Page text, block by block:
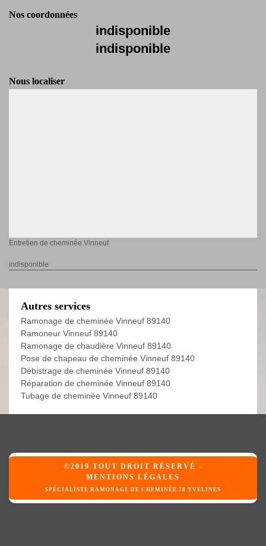
Nos coordonnées
indisponible
indisponible
Nous localiser
Entretien de cheminée Vinneuf
indisponible
Autres services
Ramonage de cheminée Vinneuf 89140
Ramoneur Vinneuf 89140
Ramonage de chaudière Vinneuf 89140
Pose de chapeau de cheminée Vinneuf 89140
Débistrage de cheminée Vinneuf 89140
Réparation de cheminée Vinneuf 89140
Tubage de cheminée Vinneuf 89140
©2019 TOUT DROIT RÉSERVÉ -
MENTIONS LÉGALES
SPÉCIALISTE RAMONAGE DE CHEMINÉE 78 YVELINES